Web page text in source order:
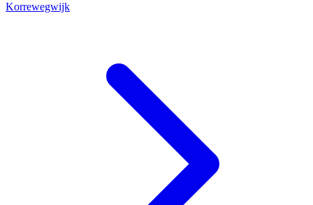
Korrewegwijk